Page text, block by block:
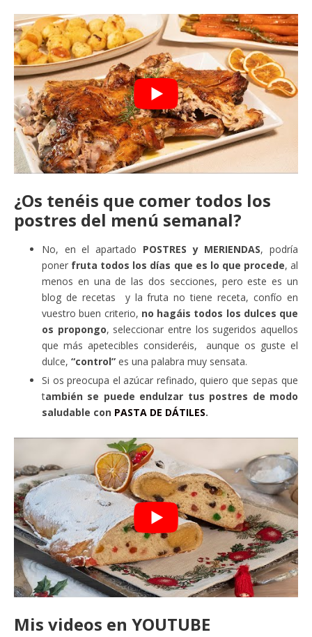
¿Os tenéis que comer todos los
postres del menú semanal?
No, en el apartado POSTRES y MERIENDAS, podría
poner fruta todos los días que es lo que procede, al
menos en una de las dos secciones, pero este es un
blog de recetas y la fruta no tiene receta, confío en
vuestro buen criterio, no hagáis todos los dulces que
os propongo, seleccionar entre los sugeridos aquellos
que más apetecibles consideréis, aunque os guste el
dulce, “control” es una palabra muy sensata.
Si os preocupa el azúcar refinado, quiero que sepas que
también se puede endulzar tus postres de modo
saludable con PASTA DE DÁTILES.
Mis videos en YOUTUBE